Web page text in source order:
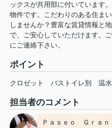
ックスが共用部に付いています
物件です。こだわりのある住ま
しませんか？豊富な賃貸情報と
で、ご安心していただけます。
にご連絡下さい。
ポイント
クロゼット バストイレ別 温
担当者のコメント
Ｐａｓｅｏ Ｇｒａｎ